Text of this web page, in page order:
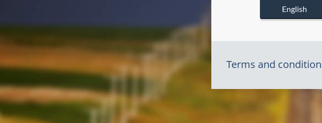
English
Terms and